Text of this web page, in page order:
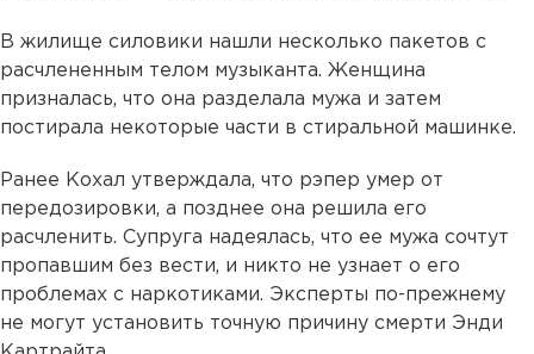
В жилище силовики нашли несколько пакетов с
расчлененным телом музыканта. Женщина
призналась, что она разделала мужа и затем
постирала некоторые части в стиральной машинке.
Ранее Кохал утверждала, что рэпер умер от
передозировки, а позднее она решила его
расчленить. Супруга надеялась, что ее мужа сочтут
пропавшим без вести, и никто не узнает о его
проблемах с наркотиками. Эксперты по-прежнему
не могут установить точную причину смерти Энди